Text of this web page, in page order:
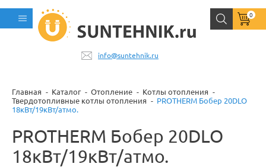
info@suntehnik.ru
0
Главная Каталог Отопление
Котлы отопления
Твердотопливные котлы отопления
PROTHERM Бобер 20DLO
18кВт/19кВт/атмо.
PROTHERM Бобер 20DLO
18кВт/19кВт/атмо.